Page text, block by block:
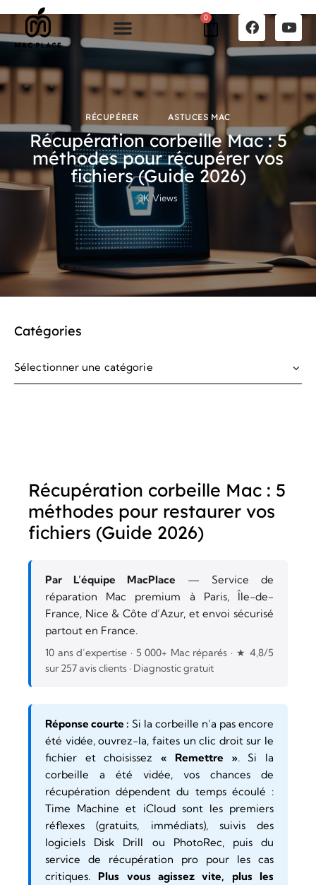
0
RÉCUPÉRER ASTUCES MAC
Récupération corbeille Mac : 5
méthodes pour récupérer vos
fichiers (Guide 2026)
3K Views
Catégories
Récupération corbeille Mac : 5
méthodes pour restaurer vos
fichiers (Guide 2026)
Par L’équipe MacPlace — Service de
réparation Mac premium à Paris, Île-de-
France, Nice & Côte d’Azur, et envoi sécurisé
partout en France.
10 ans d’expertise · 5 000+ Mac réparés · ★ 4,8/5
sur 257 avis clients · Diagnostic gratuit
Réponse courte : Si la corbeille n’a pas encore
été vidée, ouvrez-la, faites un clic droit sur le
fichier et choisissez« Remettre ». Si la
corbeille a été vidée, vos chances de
récupération dépendent du temps écoulé :
Time Machine et iCloud sont les premiers
réflexes (gratuits, immédiats), suivis des
logiciels Disk Drill ou PhotoRec, puis du
service de récupération pro pour les cas
critiques.Plus vous agissez vite, plus les